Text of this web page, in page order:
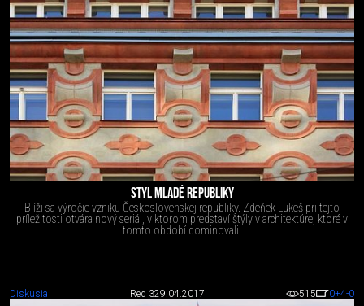
STYL MLADÉ REPUBLIKY
Blíži sa výročie vzniku Československej republiky. Zdeňek Lukeš pri tejto
príležitosti otvára nový seriál, v ktorom predstaví štýly v architektúre, ktoré v
tomto období dominovali.
Diskusia Red 329.04.2017 515 0+4-0